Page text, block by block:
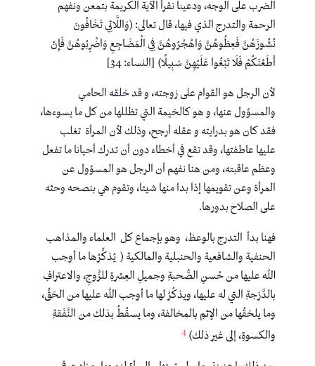
الضرب على الوجه، ودعينا نقرأ الآية الكريمة بتمعن ونفهم
الرحمة والتدرج الذي فيها، قال تعالى: (وَاللَّاتِي تَخَافُونَ
نُشُوزَهُنَّ فَعِظُوهُنَّ وَاهْجُرُوهُنَّ فِي الْمَضَاجِعِ وَاضْرِبُوهُنَّ فَإِنْ
أَطَعْنَكُمْ فَلَا تَبْغُوا عَلَيْهِنَّ سَبِيلًا) [النساء: 34]
لأن الرجل هو القوام على زوجته، و قد خلقه الحامي
والمسؤول عنها، و هو كالخيمة التي تظللها من كل ما يسوءها،
فقد كان هو بدرايته و عقله أرجح، وذلك لأن المرأة تغلب
عليها عاطفتها، وقد تقع في أخطاء دون أن تدرك أحيانا ما تفعل
وعظم عاقبته، ومن هنا نفهم أن الرجل هو المسؤول عن
المرأة وعن تقويمها إذا بدا منها شيئا، وتقوم هي بنصحه وحثه
على الصلاح بدورها.
فهنا بدأ التدرج بالوعظ، وهو بإجماع كل العلماء والمذاهب
الحنفية والشافعية والحنبلية والمالكية ( يُذكِّرُها ما أوجب
اللهُ عليها من حُسنِ الصُّحبةِ وجميلِ العِشرةِ للزَّوجِ، والاعترافِ
بالدَّرَجةِ التي له عليها، ويذكُرُ لها ما أوجب الله عليها من الحَقِّ،
وما يلحَقُها من الإثمِ بالمخالفة، وما يسقُطُ بذلك من النَّفَقةِ
والكسوةِ، إلى غير ذلك) 4